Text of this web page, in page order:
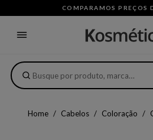
COMPARAMOS PREÇOS
Home Cabelos Coloração